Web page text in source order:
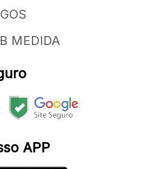
MEDIDA
APP